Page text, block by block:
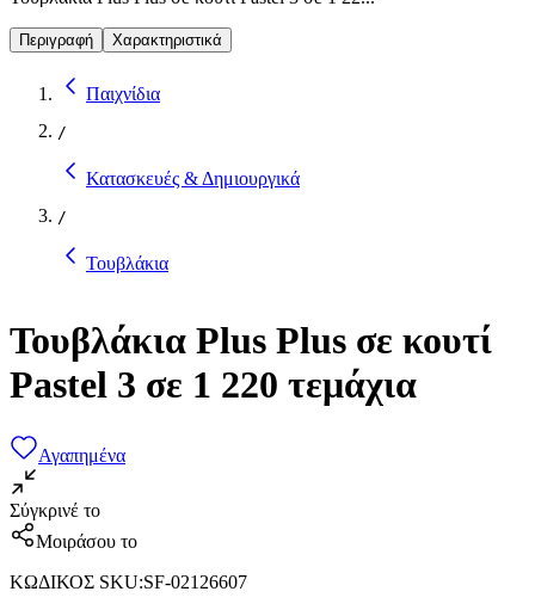
Περιγραφή Χαρακτηριστικά
Παιχνίδια
/
Κατασκευές & Δημιουργικά
/
Τουβλάκια
Τουβλάκια Plus Plus σε κουτί
Pastel 3 σε 1 220 τεμάχια
Αγαπημένα
Σύγκρινέ το
Μοιράσου το
ΚΩΔΙΚΟΣ SKU:SF-02126607